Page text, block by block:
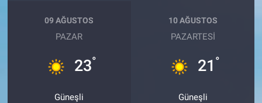
09 AĞUSTOS
PAZAR
23°
Güneşli
10 AĞUSTOS
PAZARTESI
21 °
Güneşli